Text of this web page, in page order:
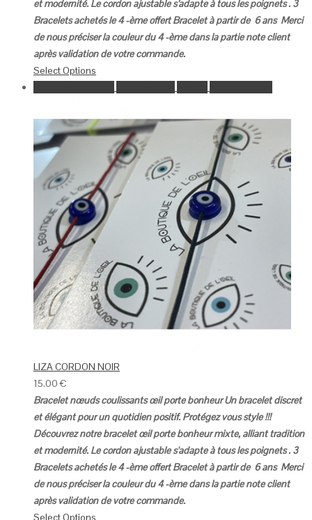
et modernité. Le cordon ajustable s’adapte à tous les poignets . 3
Bracelets achetés le 4 -ème offert Bracelet à partir de 6 ans Merci
de nous préciser la couleur du 4 -ème dans la partie note client
après validation de votre commande.
Select Options
LIZA CORDON NOIR
15.00€
Bracelet nœuds coulissants œil porte bonheur Un bracelet discret
et élégant pour un quotidien positif. Protégez vous style !!!
Découvrez notre bracelet œil porte bonheur mixte, alliant tradition
et modernité. Le cordon ajustable s'adapte à tous les poignets . 3
Bracelets achetés le 4 -ème offert Bracelet à partir de 6 ans Merci
de nous préciser la couleur du 4 -ème dans la partie note client
après validation de votre commande.
Select Options